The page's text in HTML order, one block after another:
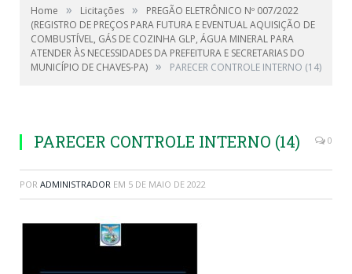
Home » Licitações »
PREGÃO ELETRÔNICO Nº 007/2022
(REGISTRO DE PREÇOS PARA FUTURA E EVENTUAL AQUISIÇÃO DE
COMBUSTÍVEL, GÁS DE COZINHA GLP, ÁGUA MINERAL PARA
ATENDER ÀS NECESSIDADES DA PREFEITURA E SECRETARIAS DO
MUNICÍPIO DE CHAVES-PA) » PARECER CONTROLE INTERNO (14)
PARECER CONTROLE INTERNO (14) 0
POR ADMINISTRADOR EM 5 DE MAIO DE 2022